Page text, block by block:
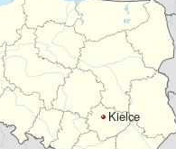
Kielce